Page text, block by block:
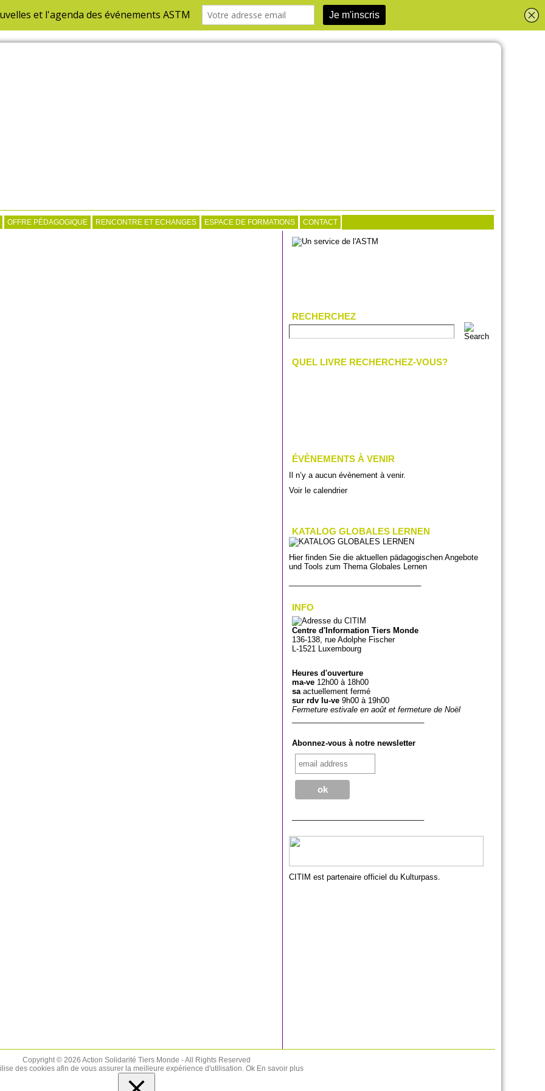
OFFRE PÉDAGOGIQUE RENCONTRE ET ECHANGES ESPACE DE FORMATIONS CONTACT
RECHERCHEZ
QUEL LIVRE RECHERCHEZ-VOUS?
ÉVÈNEMENTS À VENIR
Il n’y a aucun évènement à venir.
Voir le calendrier
KATALOG GLOBALES LERNEN
Hier finden Sie die aktuellen pädagogischen Angebote
und Tools zum Thema Globales Lernen
INFO
Centre d'Information Tiers Monde
136-138, rue Adolphe Fischer
L-1521 Luxembourg
Heures d'ouverture
ma-ve 12h00 à 18h00
saactuellement fermé
sur rdv lu-ve 9h00 à 19h00
Fermeture estivale en août et fermeture de Noël
Abonnez-vous à notre newsletter
CITIM est partenaire officiel du Kulturpass.
Copyright © 2026 Action Solidarité Tiers Monde - All Rights Reserved
des cookies afin de vous assurer la meilleure expérience d'utilisation. Ok En savoir plus